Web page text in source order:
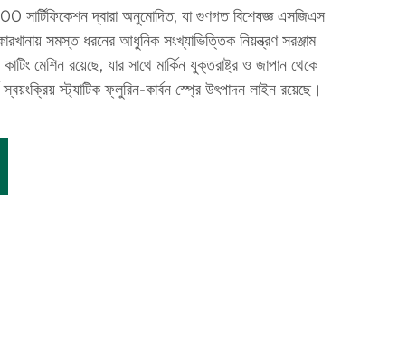
সার্টিফিকেশন দ্বারা অনুমোদিত, যা গুণগত বিশেষজ্ঞ এসজিএস
সমস্ত ধরনের আধুনিক সংখ্যাভিত্তিক নিয়ন্ত্রণ সরঞ্জাম
মেশিন রয়েছে, যার সাথে মার্কিন যুক্তরাষ্ট্র ও জাপান থেকে
স্ট্যাটিক ফ্লুরিন-কার্বন স্প্রে উৎপাদন লাইন রয়েছে।